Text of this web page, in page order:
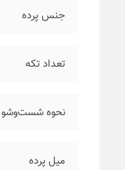
جنس پرده
تعداد تکه
نحوه شست‌وشو
میل پرده